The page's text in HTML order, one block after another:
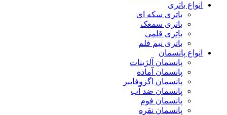
انواع باتری
باتری سکه ای
باتری سمعک
باتری قلمی
باتری نیم قلم
انواع پانسمان
پانسمان آلژینات
پانسمان آماده
پانسمان اگزوفایبر
پانسمان ضد آب
پانسمان فوم
پانسمان نقره